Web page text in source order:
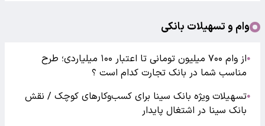
وام و تسهیلات بانکی
●
از وام ۷۰۰ میلیون تومانی تا اعتبار ۱۰۰ میلیاردی؛ طرح
مناسب شما در بانک تجارت کدام است ؟
●تسهیلات ویژه بانک سینا برای کسب‌وکارهای کوچک / نقش
بانک سینا در اشتغال پایدار